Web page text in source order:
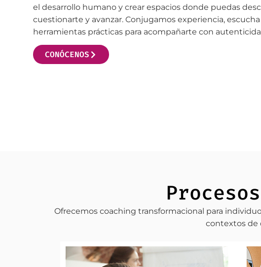
el desarrollo humano y crear espacios donde puedas
cuestionarte y avanzar. Conjugamos experiencia,
herramientas prácticas para acompañarte con
CONÓCENOS
Ofrecemos coaching transformacional para
contextos de